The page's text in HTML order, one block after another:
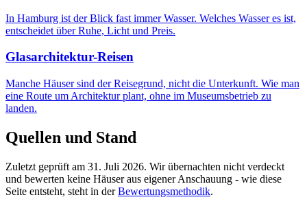
In Hamburg ist der Blick fast immer Wasser. Welches Wasser es ist,
entscheidet über Ruhe, Licht und Preis.
Glasarchitektur-Reisen
Manche Häuser sind der Reisegrund, nicht die Unterkunft. Wie man
eine Route um Architektur plant, ohne im Museumsbetrieb zu
landen.
Quellen und Stand
Zuletzt geprüft am 31. Juli 2026. Wir übernachten nicht verdeckt
und bewerten keine Häuser aus eigener Anschauung - wie diese
Seite entsteht, steht in derBewertungsmethodik.